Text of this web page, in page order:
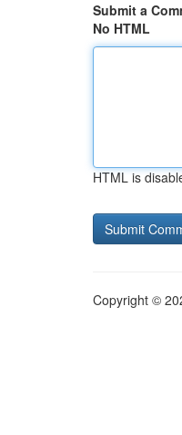
Submit a
No HTML
HTML is
Copyright ©